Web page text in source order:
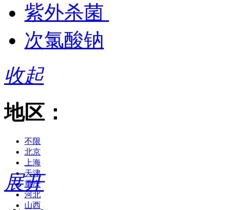
紫外杀菌
次氯酸钠
收起
地区：
不限
北京
上海
天津
重庆
河北
山西
展开